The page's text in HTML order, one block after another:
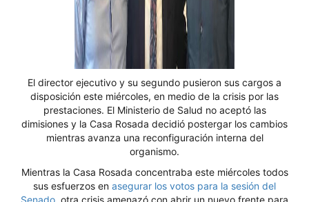
El director ejecutivo y su segundo pusieron sus cargos a
disposición este miércoles, en medio de la crisis por las
prestaciones. El Ministerio de Salud no aceptó las
dimisiones y la Casa Rosada decidió postergar los cambios
mientras avanza una reconfiguración interna del
organismo.
Mientras la Casa Rosada concentraba este miércoles todos
sus esfuerzos en asegurar los votos para la sesión del
Senado, otra crisis amenazó con abrir un nuevo frente para